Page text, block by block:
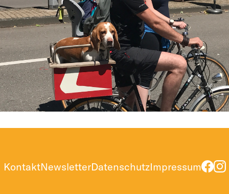
KontaktNewsletterDatenschutzImpressum